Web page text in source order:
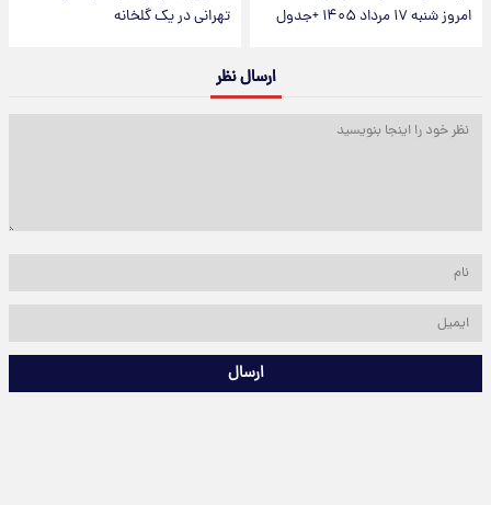
امروز شنبه ۱۷ مرداد ۱۴۰۵ +جدول
تهرانی در یک گلخانه
ارسال نظر
ارسال